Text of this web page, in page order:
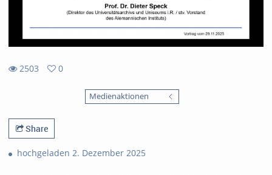
2503
0
Medienaktionen
Share
hochgeladen 2. Dezember 2025